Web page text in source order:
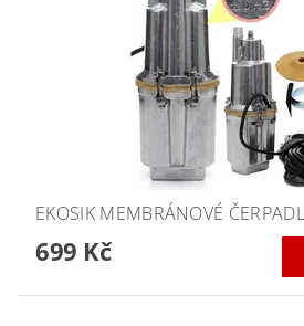
EKOSIK MEMBRÁNOVÉ
699 Kč